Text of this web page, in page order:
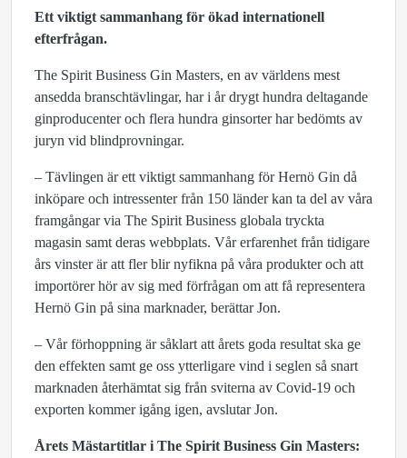
Ett viktigt sammanhang för ökad internationell
efterfrågan.
The Spirit Business Gin Masters, en av världens mest
ansedda branschtävlingar, har i år drygt hundra deltagande
ginproducenter och flera hundra ginsorter har bedömts av
juryn vid blindprovningar.
– Tävlingen är ett viktigt sammanhang för Hernö Gin då
inköpare och intressenter från 150 länder kan ta del av våra
framgångar via The Spirit Business globala tryckta
magasin samt deras webbplats. Vår erfarenhet från tidigare
års vinster är att fler blir nyfikna på våra produkter och att
importörer hör av sig med förfrågan om att få representera
Hernö Gin på sina marknader, berättar Jon.
– Vår förhoppning är såklart att årets goda resultat ska ge
den effekten samt ge oss ytterligare vind i seglen så snart
marknaden återhämtat sig från sviterna av Covid-19 och
exporten kommer igång igen, avslutar Jon.
Årets Mästartitlar i The Spirit Business Gin Masters: